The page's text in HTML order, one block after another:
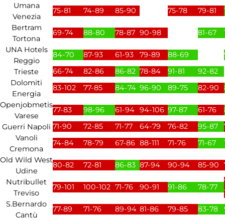
Umana
Venezia
75-81 74-89 85-90 75-78 79-81
Bertram
Tortona
69-74 88-80 78-87 90-98 81-67
UNA Hotels
Reggio
84-70 87-93 61-93 79-89 88-69
Trieste
66-74 82-86 86-82 78-84 91-81
92-82
Dolomiti
Energia
83-102 77-85 84-74 96-90 89-75 82-90
Openjobmetis
Varese
77-83 98-96 61-94 94-106 97-87 61-76
Guerri Napoli 71-90 72-85 71-77 64-79 76-82 95-87
Vanoli
Cremona
74-84 78-79 67-86 88-111 71-76 71-67
Old Wild West
Udine
80-82 72-81 86-83 87-94 90-94 85-90
Nutribullet
Treviso
79-101 100-102 71-76 90-91 91-86 78-77
S.Bernardo
Cantù
77-89 71-76 89-94 81-86 79-85 83-78